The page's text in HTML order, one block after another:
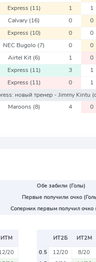
Express (11) 1 1
Calvary (16) 0 0
Express (10) 0 0
NEC Bugolo (7) 0 0
Airtel Kit (6) 1 0
Express (11) 3 1
Express (11) 0 1
новый тренер - Jimmy Kintu
Maroons (8) 4 0
Обе забили (Голы)
Первые получили очко
Соперник первым получил очко
ИТМ
20
ИТ2Б
ИТ2М
0.5
12/20
8/20